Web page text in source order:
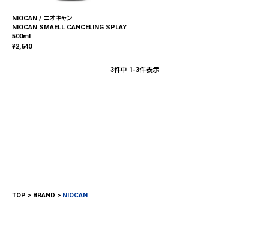
NIOCAN / ニオキャン
NIOCAN SMAELL CANCELING SPLAY
500ml
¥2,640
3件中 1-3件表示
TOP BRAND NIOCAN